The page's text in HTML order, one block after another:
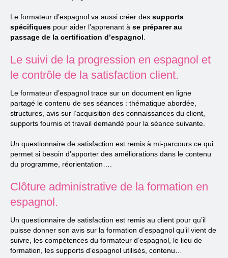
Le formateur d’espagnol va aussi créer des supports
spécifiques pour aider l’apprenant à se préparer au
passage de la certification d’espagnol
Le suivi de la progression en espagnol et
le contrôle de la satisfaction client.
Le formateur d’espagnol trace sur un document en ligne
partagé le contenu de ses séances : thématique abordée,
structures, avis sur l’acquisition des connaissances du client,
supports fournis et travail demandé pour la séance suivante.
Un questionnaire de satisfaction est remis à mi-parcours ce qui
permet si besoin d’apporter des améliorations dans le contenu
du programme, réorientation….
Clôture administrative de la formation en
espagnol.
Un questionnaire de satisfaction est remis au client pour qu’il
puisse donner son avis sur la formation d’espagnol qu’il vient de
suivre, les compétences du formateur d’espagnol, le lieu de
formation, les supports d’espagnol utilisés, contenu…